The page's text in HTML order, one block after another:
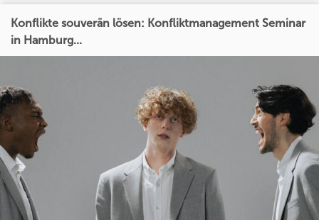
Konflikte souverän lösen: Konfliktmanagement Seminar
in Hamburg...